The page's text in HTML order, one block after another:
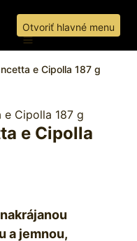
Otvoriť hlavné menu
e Cipolla 187 g
e Cipolla
a jemnou,